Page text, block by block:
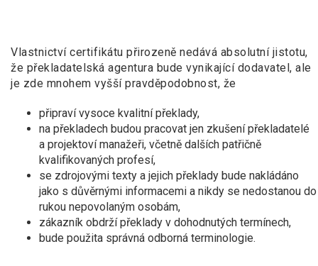
Vlastnictví certifikátu přirozeně nedává absolutní jistotu,
že překladatelská agentura bude vynikající dodavatel, ale
je zde mnohem vyšší pravděpodobnost, že
připraví vysoce kvalitní překlady,
na překladech budou pracovat jen zkušení překladatelé
a projektoví manažeři, včetně dalších patřičně
kvalifikovaných profesí,
se zdrojovými texty a jejich překlady bude nakládáno
jako s důvěrnými informacemi a nikdy se nedostanou do
rukou nepovolaným osobám,
zákazník obdrží překlady v dohodnutých termínech,
bude použita správná odborná terminologie.